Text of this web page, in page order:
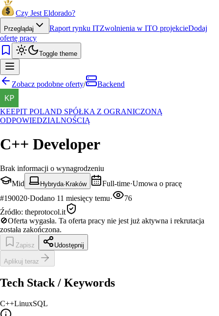
Czy Jest Eldorado?
Przeglądaj Raport rynku ITZwolnienia w ITO projekcieDodaj
ofertę pracy
Toggle theme
Zobacz podobne oferty/ Backend
KEEPIT POLAND SPÓŁKA Z OGRANICZONĄ
ODPOWIEDZIALNOŚCIĄ
С++ Developer
Brak informacji o wynagrodzeniu
Mid
Hybryda· Kraków Full-time·Umowa o pracę
#190020·Dodano 11 miesięcy temu·
76
Źródło: theprotocol.it
🚫Oferta wygasła. Ta oferta pracy nie jest już aktywna i rekrutacja
została zakończona.
Zapisz Udostępnij
Aplikuj teraz
Tech Stack / Keywords
C++LinuxSQL